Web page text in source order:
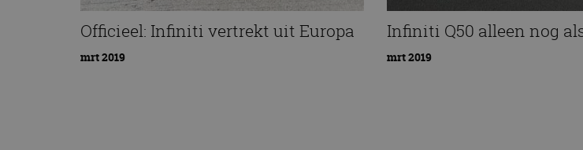
Officieel: Infiniti vertrekt uit Europa
mrt 2019
Infiniti Q50 alleen nog
mrt 2019